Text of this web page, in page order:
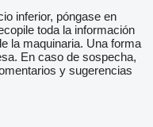
inferior, póngase en
toda la información
la maquinaria. Una forma
En caso de sospecha,
y sugerencias